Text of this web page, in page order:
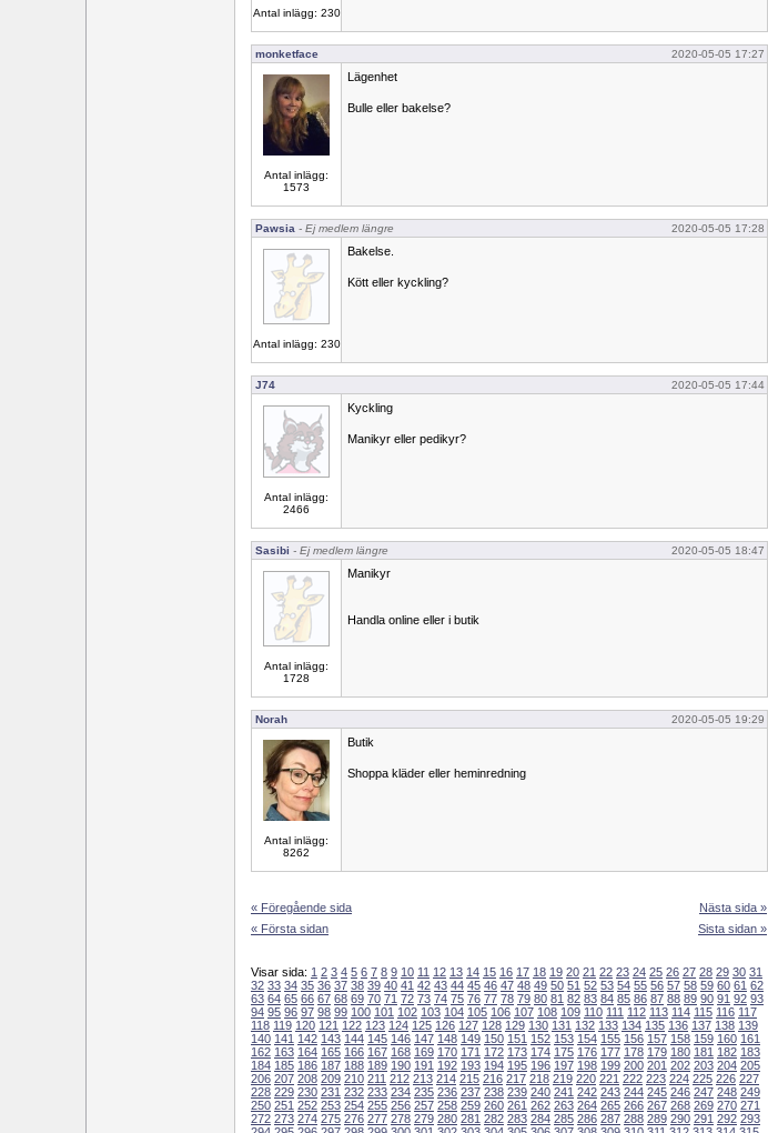
Antal inlägg: 230
monketface 2020-05-05 17:27
Antal inlägg:
1573
Lägenhet
Bulle eller bakelse?
Pawsia - Ej medlem längre 2020-05-05 17:28
Antal inlägg: 230
Bakelse.
Kött eller kyckling?
J74 2020-05-05 17:44
Antal inlägg:
2466
Kyckling
Manikyr eller pedikyr?
Sasibi - Ej medlem längre 2020-05-05 18:47
Antal inlägg:
1728
Manikyr
Handla online eller i butik
Norah 2020-05-05 19:29
Antal inlägg:
8262
Butik
Shoppa kläder eller heminredning
« Föregående sida
« Första sidan
Nästa sida »
Sista sidan »
Visar sida: 1 2 3 4 5 6 7 8 9 10 11 12 13 14 15 16 17 18 19 20 21 22 23 24 25 26 27 28 29 30 31
32 33 34 35 36 37 38 39 40 41 42 43 44 45 46 47 48 49 50 51 52 53 54 55 56 57 58 59 60 61 62
63 64 65 66 67 68 69 70 71 72 73 74 75 76 77 78 79 80 81 82 83 84 85 86 87 88 89 90 91 92 93
94 95 96 97 98 99 100 101 102 103 104 105 106 107 108 109 110 111 112 113 114 115 116 117
118 119 120 121 122 123 124 125 126 127 128 129 130 131 132 133 134 135 136 137 138 139
140 141 142 143 144 145 146 147 148 149 150 151 152 153 154 155 156 157 158 159 160 161
162 163 164 165 166 167 168 169 170 171 172 173 174 175 176 177 178 179 180 181 182 183
184 185 186 187 188 189 190 191 192 193 194 195 196 197 198 199 200 201 202 203 204 205
206 207 208 209 210 211 212 213 214 215 216 217 218 219 220 221 222 223 224 225 226 227
228 229 230 231 232 233 234 235 236 237 238 239 240 241 242 243 244 245 246 247 248 249
250 251 252 253 254 255 256 257 258 259 260 261 262 263 264 265 266 267 268 269 270 271
272 273 274 275 276 277 278 279 280 281 282 283 284 285 286 287 288 289 290 291 292 293